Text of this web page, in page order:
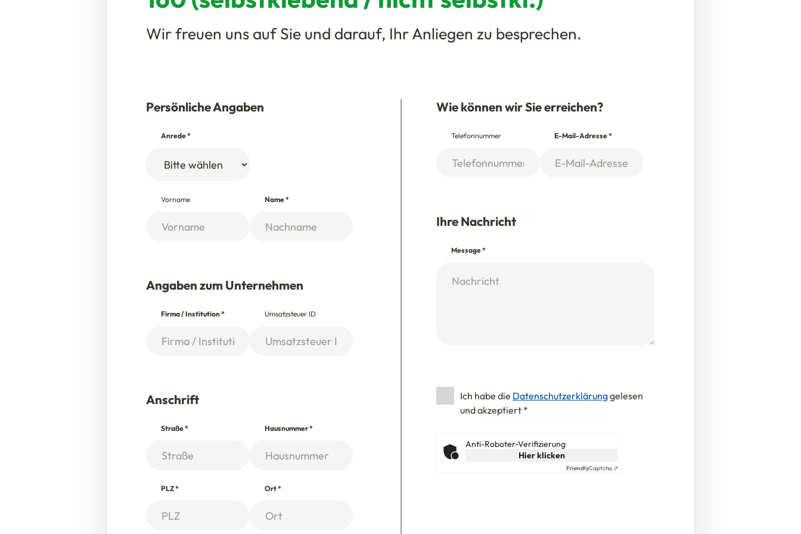
Wir freuen uns auf Sie und darauf, Ihr Anliegen zu besprechen.
Persönliche Angaben
Anrede*
Vorname Name*
Angaben zum Unternehmen
Firma / Institution* Umsatzsteuer ID
Anschrift
Straße* Hausnummer*
PLZ* Ort*
Wie können wir Sie erreichen?
Telefonnummer E-Mail-Adresse*
Ihre Nachricht
Message*
Ich habe die Datenschutzerklärunggelesen
und akzeptiert *
Anti-Roboter-Verifizierung
Hier klicken
FriendlyCaptcha ⇗